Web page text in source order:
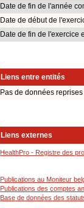
Date de fin de l'année
Date de début de
Date de fin de l'exercice
Liens entre entités
Pas de données
Liens externes
HealthPro - Registre des
Publications au Moniteur
Publications des comptes
Base de données des